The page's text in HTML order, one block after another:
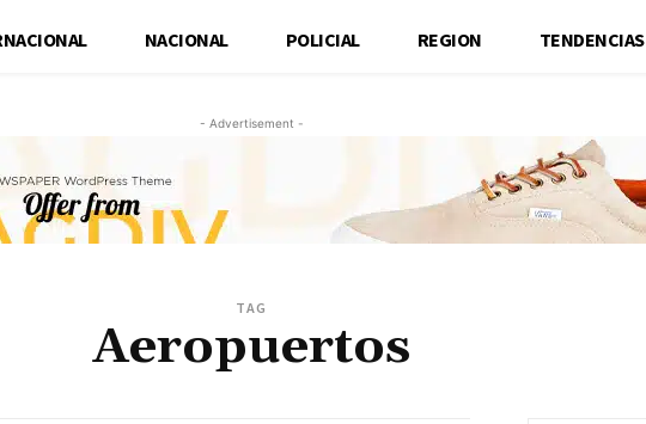
NACIONAL POLICIAL REGION TENDENCIAS
- Advertisement -
TAG
Aeropuertos